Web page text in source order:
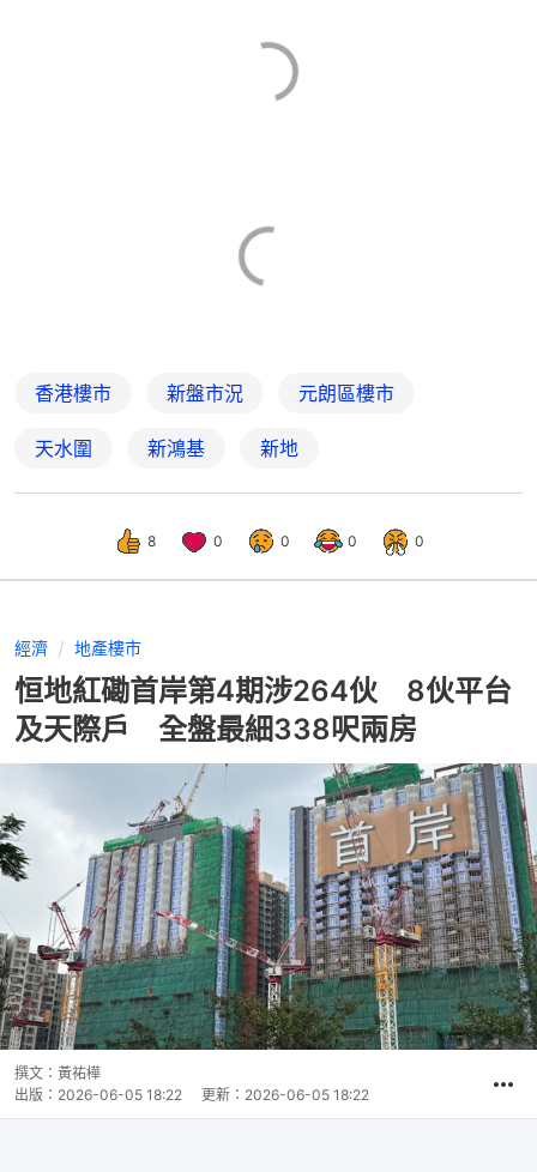
香港樓市 新盤市況 元朗區樓市
天水圍 新鴻基 新地
8 0 0 0 0
經濟 地產樓市
恒地紅磡首岸第4期涉264伙 8伙平台
及天際戶 全盤最細338呎兩房
撰文： 黃祐樺
出版： 2026-06-05 18:22 更新： 2026-06-05 18:22